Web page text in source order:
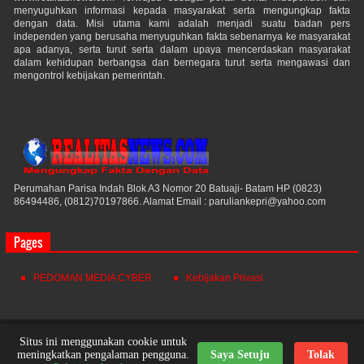
menyuguhkan informasi kepada masyarakat serta mengungkap fakta
dengan data. Misi utama kami adalah menjadi suatu badan pers
independen yang berusaha menyuguhkan fakta sebenarnya ke masyarakat
apa adanya, serta turut serta dalam upaya mencerdaskan masyarakat
dalam kehidupan berbangsa dan bernegara turut serta mengawasi dan
mengontrol kebijakan pemerintah.
Perumahan Parisa Indah Blok A3 Nomor 20 Batuaji- Batam HP (0823)
86494486, (0812)70197866. Alamat Email : paruliankepri@yahoo.com
Pages
PEDOMAN MEDIA CYBER Kebijakan Privasi
Realitas News© 2021. All Rights Reserved.
Situs ini menggunakan cookie untuk
meningkatkan pengalaman pengguna.
Saya Setuju Tolak